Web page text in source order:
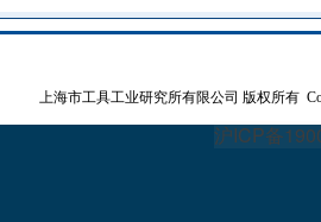
上海市工具工业研究所有限公司 版权所有
沪ICP备